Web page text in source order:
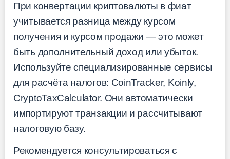
При конвертации криптовалюты в фиат
учитывается разница между курсом
получения и курсом продажи — это может
быть дополнительный доход или убыток.
Используйте специализированные сервисы
для расчёта налогов: CoinTracker, Koinly,
CryptoTaxCalculator. Они автоматически
импортируют транзакции и рассчитывают
налоговую базу.
Рекомендуется консультироваться с